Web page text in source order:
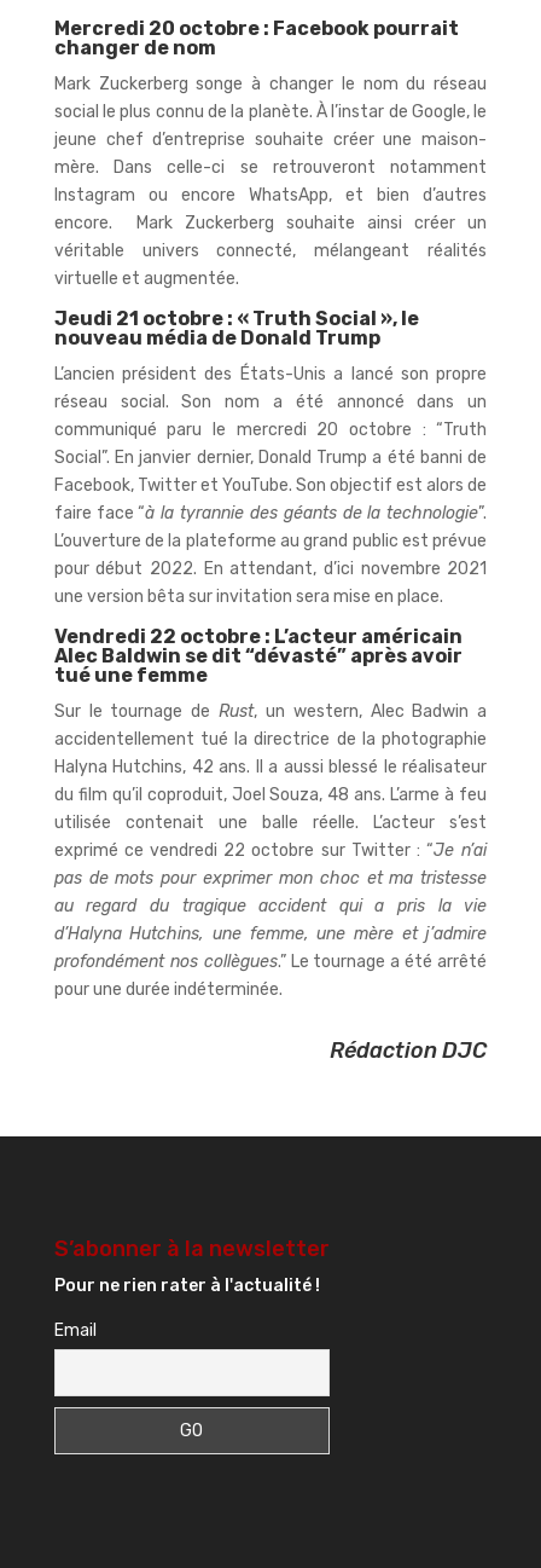
Mercredi 20 octobre : Facebook pourrait
changer de nom
Mark Zuckerberg songe à changer le nom du réseau
social le plus connu de la planète. À l’instar de Google, le
jeune chef d’entreprise souhaite créer une maison-
mère. Dans celle-ci se retrouveront notamment
Instagram ou encore WhatsApp, et bien d’autres
encore. Mark Zuckerberg souhaite ainsi créer un
véritable univers connecté, mélangeant réalités
virtuelle et augmentée.
Jeudi 21 octobre : « Truth Social », le
nouveau média de Donald Trump
L’ancien président des États-Unis a lancé son propre
réseau social. Son nom a été annoncé dans un
communiqué paru le mercredi 20 octobre : “Truth
Social”. En janvier dernier, Donald Trump a été banni de
Facebook, Twitter et YouTube. Son objectif est alors de
faire face “à la tyrannie des géants de la technologie”.
L’ouverture de la plateforme au grand public est prévue
pour début 2022. En attendant, d’ici novembre 2021
une version bêta sur invitation sera mise en place.
Vendredi 22 octobre : L’acteur américain
Alec Baldwin se dit “dévasté” après avoir
tué une femme
Sur le tournage deRust, un western, Alec Badwin a
accidentellement tué la directrice de la photographie
Halyna Hutchins, 42 ans. Il a aussi blessé le réalisateur
du film qu’il coproduit, Joel Souza, 48 ans. L’arme à feu
utilisée contenait une balle réelle. L’acteur s’est
exprimé ce vendredi 22 octobre sur Twitter : “Je n’ai
pas de mots pour exprimer mon choc et ma tristesse
au regard du tragique accident qui a pris la vie
d’Halyna Hutchins, une femme, une mère et j’admire
profondément nos collègues.” Le tournage a été arrêté
pour une durée indéterminée.
Rédaction DJC
S’abonner à la newsletter
Pour ne rien rater à l'actualité !
Email